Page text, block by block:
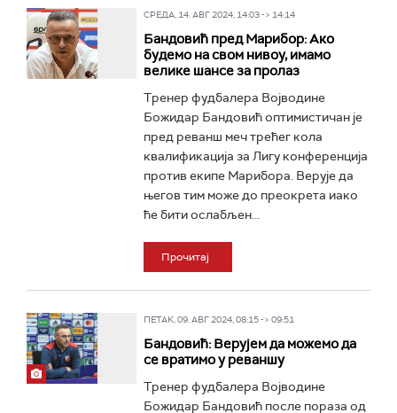
СРЕДА, 14. АВГ 2024, 14:03 -> 14:14
Бандовић пред Марибор: Ако
будемо на свом нивоу, имамо
велике шансе за пролаз
Тренер фудбалера Војводине
Божидар Бандовић оптимистичан је
пред реванш меч трећег кола
квалификација за Лигу конференција
против екипе Марибора. Верује да
његов тим може до преокрета иако
ће бити ослабљен...
Прочитај
ПЕТАК, 09. АВГ 2024, 08:15 -> 09:51
Бандовић: Верујем да можемо да
се вратимо у реваншу
Тренер фудбалера Војводине
Божидар Бандовић после пораза од